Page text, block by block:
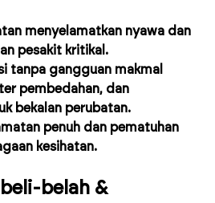
menyelamatkan nyawa dan
pesakit kritikal.
tanpa gangguan makmal
pembedahan, dan
bekalan perubatan.
penuh dan pematuhan
kesihatan.
belah &